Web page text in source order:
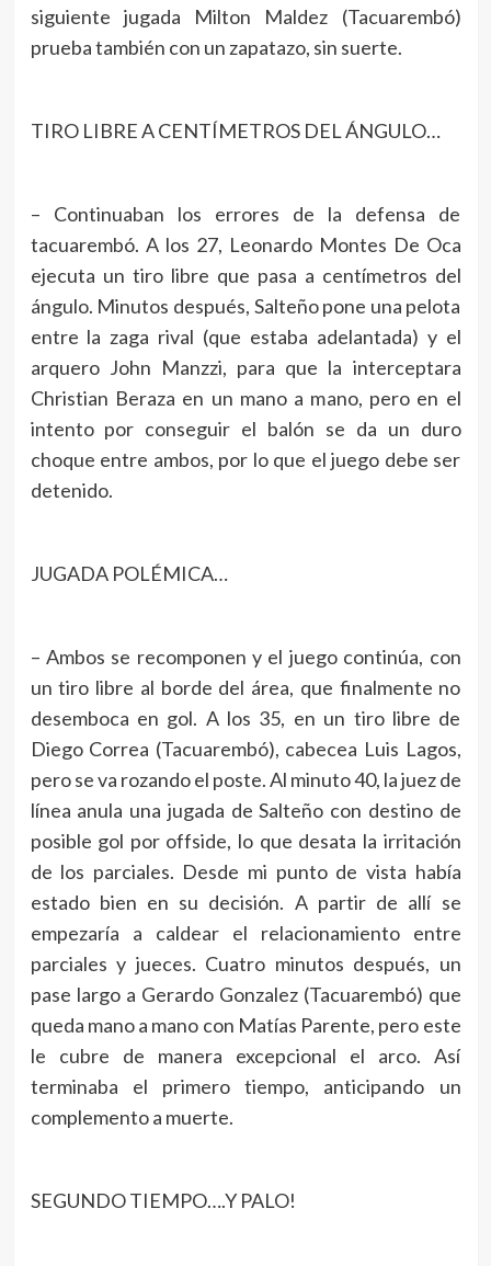
siguiente jugada Milton Maldez (Tacuarembó)
prueba también con un zapatazo, sin suerte.
TIRO LIBRE A CENTÍMETROS DEL ÁNGULO…
– Continuaban los errores de la defensa de
tacuarembó. A los 27, Leonardo Montes De Oca
ejecuta un tiro libre que pasa a centímetros del
ángulo. Minutos después, Salteño pone una pelota
entre la zaga rival (que estaba adelantada) y el
arquero John Manzzi, para que la interceptara
Christian Beraza en un mano a mano, pero en el
intento por conseguir el balón se da un duro
choque entre ambos, por lo que el juego debe ser
detenido.
JUGADA POLÉMICA…
– Ambos se recomponen y el juego continúa, con
un tiro libre al borde del área, que finalmente no
desemboca en gol. A los 35, en un tiro libre de
Diego Correa (Tacuarembó), cabecea Luis Lagos,
pero se va rozando el poste. Al minuto 40, la juez de
línea anula una jugada de Salteño con destino de
posible gol por offside, lo que desata la irritación
de los parciales. Desde mi punto de vista había
estado bien en su decisión. A partir de allí se
empezaría a caldear el relacionamiento entre
parciales y jueces. Cuatro minutos después, un
pase largo a Gerardo Gonzalez (Tacuarembó) que
queda mano a mano con Matías Parente, pero este
le cubre de manera excepcional el arco. Así
terminaba el primero tiempo, anticipando un
complemento a muerte.
SEGUNDO TIEMPO….Y PALO!